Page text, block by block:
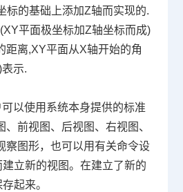
标的基础上添加Z轴而实现的.
(XY平面极坐标加Z轴坐标而成)
距离,XY平面从X轴开始的角
)表示.
以使用系统本身提供的标准
、前视图、后视图、右视图、
察图形，也可以用有关命令设
立新的视图。在建立了新的
起来。